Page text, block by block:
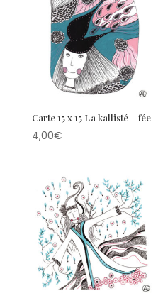
Carte 15 x 15 La kallisté – fée
4,00€